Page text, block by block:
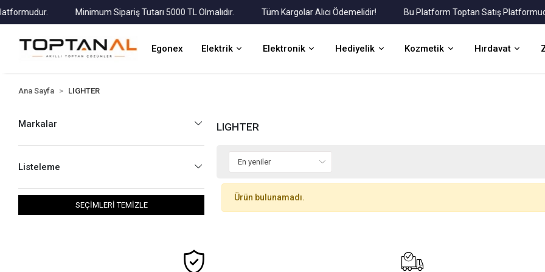
Minimum Sipariş Tutarı 5000 TL Olmalıdır. Tüm Kargolar Alıcı Ödemelidir! Bu Platform Toptan Satış Platformudur.
Egonex Elektrik Elektronik Hediyelik Kozmetik Hırdavat
Ana Sayfa LIGHTER
Markalar
Listeleme
SEÇİMLERİ TEMİZLE
LIGHTER
Ürün bulunamadı.